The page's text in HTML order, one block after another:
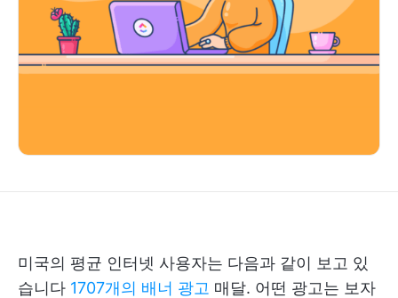
미국의 평균 인터넷 사용자는 다음과 같이 보고 있
습니다 1707개의 배너 광고 매달. 어떤 광고는 보자